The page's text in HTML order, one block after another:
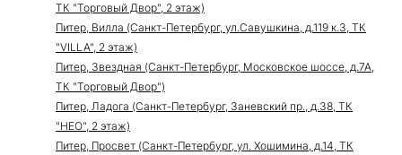
ТК "Торговый Двор", 2 этаж)
Питер, Вилла (Санкт-Петербург, ул.Савушкина, д.119 к.3, ТК
"VILLA", 2 этаж)
Питер, Звездная (Санкт-Петербург, Московское шоссе, д.7А,
ТК "Торговый Двор")
Питер, Ладога (Санкт-Петербург, Заневский пр., д.38, ТК
"НЕО", 2 этаж)
Питер, Просвет (Санкт-Петербург, ул. Хошимина, д.14, ТК